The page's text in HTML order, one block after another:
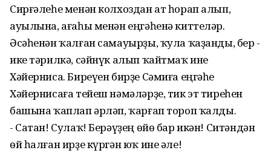
Сирғәлеһе менән колхоздан ат һорап алып,
ауылына, ағаһы менән еңгәһенә киттеләр.
Әсәһенән ҡалған самауырҙы, ҡула ҡаҙанды, бер -
ике тәрилкә, сәйнүк алып ҡайтмаҡ ине
Хәйерниса. Биреүен бирҙе Сәмиға еңгәһе
Хәйернисаға тейеш нәмәләрҙе, тик эт тиреһен
башына ҡаплап әрләп, ҡарғап тороп ҡалды.
- Сатан! Сулаҡ! Берәүҙең өйө бар икән! Ситәндән
өй һалған ирҙе күргән юҡ ине әле!